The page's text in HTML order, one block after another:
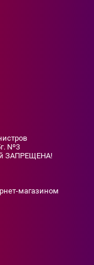
Nº3
ЗАПРЕЩЕНА!
магазином